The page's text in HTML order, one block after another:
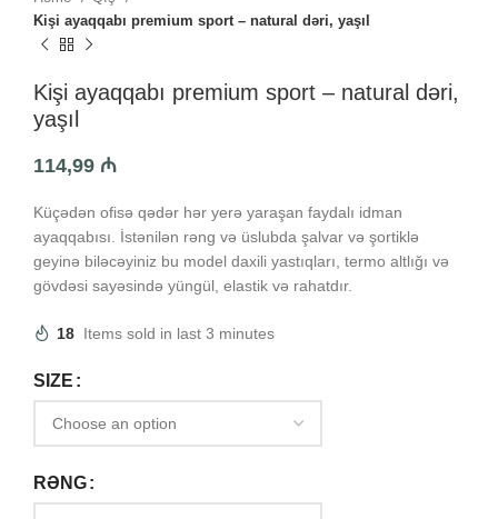
Kişi ayaqqabı premium sport – natural dəri, yaşıl
Kişi ayaqqabı premium sport – natural dəri,
yaşıl
114,99 ₼
Küçədən ofisə qədər hər yerə yaraşan faydalı idman
ayaqqabısı. İstənilən rəng və üslubda şalvar və şortiklə
geyinə biləcəyiniz bu model daxili yastıqları, termo altlığı və
gövdəsi sayəsində yüngül, elastik və rahatdır.
18 Items sold in last 3 minutes
SIZE
RƏNG